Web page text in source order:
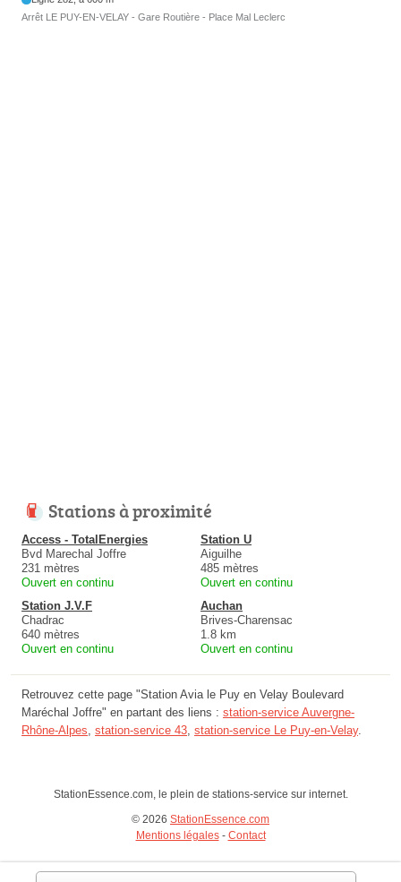
Arrêt LE PUY-EN-VELAY - Gare Routière - Place Mal Leclerc
Stations à proximité
Access - TotalEnergies
Bvd Marechal Joffre
231 mètres
Ouvert en continu
Station U
Aiguilhe
485 mètres
Ouvert en continu
Station J.V.F
Chadrac
640 mètres
Ouvert en continu
Auchan
Brives-Charensac
1.8 km
Ouvert en continu
Retrouvez cette page "Station Avia le Puy en Velay Boulevard
Maréchal Joffre" en partant des liens : station-service Auvergne-
Rhône-Alpes station-service 43 station-service Le Puy-en-Velay.
StationEssence.com, le plein de stations-service sur internet.
© 2026 StationEssence.com
Mentions légales- Contact